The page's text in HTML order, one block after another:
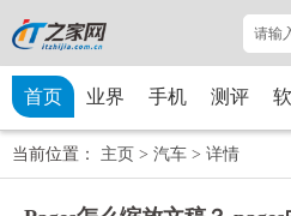
首页 业界 手机 测评
当前位置： 主页 > 汽车 > 详情